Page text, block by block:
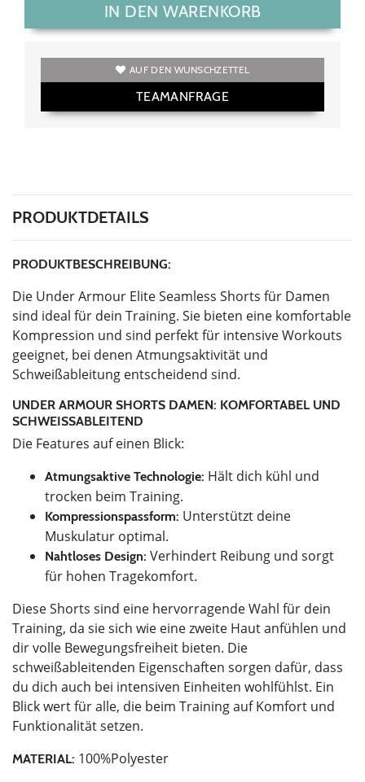
IN DEN WARENKORB
AUF DEN WUNSCHZETTEL
TEAMANFRAGE
PRODUKTDETAILS
PRODUKTBESCHREIBUNG:
Die Under Armour Elite Seamless Shorts für Damen
sind ideal für dein Training. Sie bieten eine komfortable
Kompression und sind perfekt für intensive Workouts
geeignet, bei denen Atmungsaktivität und
Schweißableitung entscheidend sind.
UNDER ARMOUR SHORTS DAMEN: KOMFORTABEL UND
SCHWEISSABLEITEND
Die Features auf einen Blick:
Atmungsaktive Technologie: Hält dich kühl und
trocken beim Training.
Kompressionspassform: Unterstützt deine
Muskulatur optimal.
Nahtloses Design: Verhindert Reibung und sorgt
für hohen Tragekomfort.
Diese Shorts sind eine hervorragende Wahl für dein
Training, da sie sich wie eine zweite Haut anfühlen und
dir volle Bewegungsfreiheit bieten. Die
schweißableitenden Eigenschaften sorgen dafür, dass
du dich auch bei intensiven Einheiten wohlfühlst. Ein
Blick wert für alle, die beim Training auf Komfort und
Funktionalität setzen.
MATERIAL: 100%Polyester